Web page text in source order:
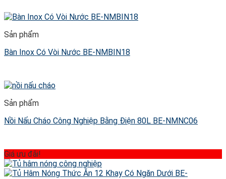
Sản phẩm
Bàn Inox Có Vòi Nước BE-NMBIN18
Sản phẩm
Nồi Nấu Cháo Công Nghiệp Bằng Điện 80L BE-NMNC06
Giá ưu đãi!